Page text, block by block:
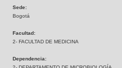
Sede:
Bogotá
Facultad:
2- FACULTAD DE MEDICINA
Dependencia: